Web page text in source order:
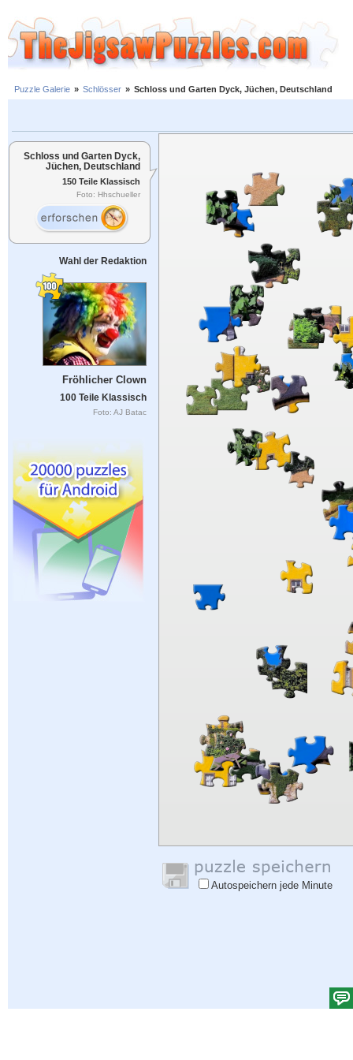
Puzzle Galerie » Schlösser » Schloss und Garten Dyck, Jüchen, Deutschland
Schloss und Garten Dyck,
Jüchen, Deutschland
150 Teile Klassisch
Foto: Hhschueller
Wahl der Redaktion
Fröhlicher Clown
100 Teile Klassisch
Foto: AJ Batac
Autospeichern jede Minute